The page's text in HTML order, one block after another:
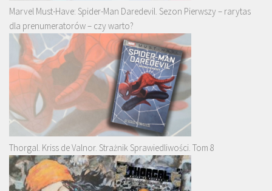
Marvel Must-Have: Spider-Man Daredevil. Sezon Pierwszy – rarytas
dla prenumeratorów – czy warto?
Thorgal. Kriss de Valnor. Strażnik Sprawiedliwości. Tom 8